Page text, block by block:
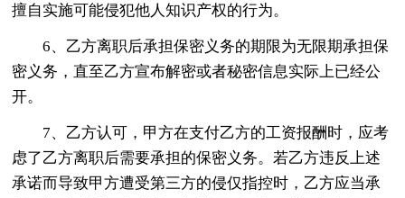
擅自实施可能侵犯他人知识产权的行为。
6、乙方离职后承担保密义务的期限为无限期承担保
密义务，直至乙方宣布解密或者秘密信息实际上已经公
开。
7、乙方认可，甲方在支付乙方的工资报酬时，应考
虑了乙方离职后需要承担的保密义务。若乙方违反上述
承诺而导致甲方遭受第三方的侵仅指控时，乙方应当承